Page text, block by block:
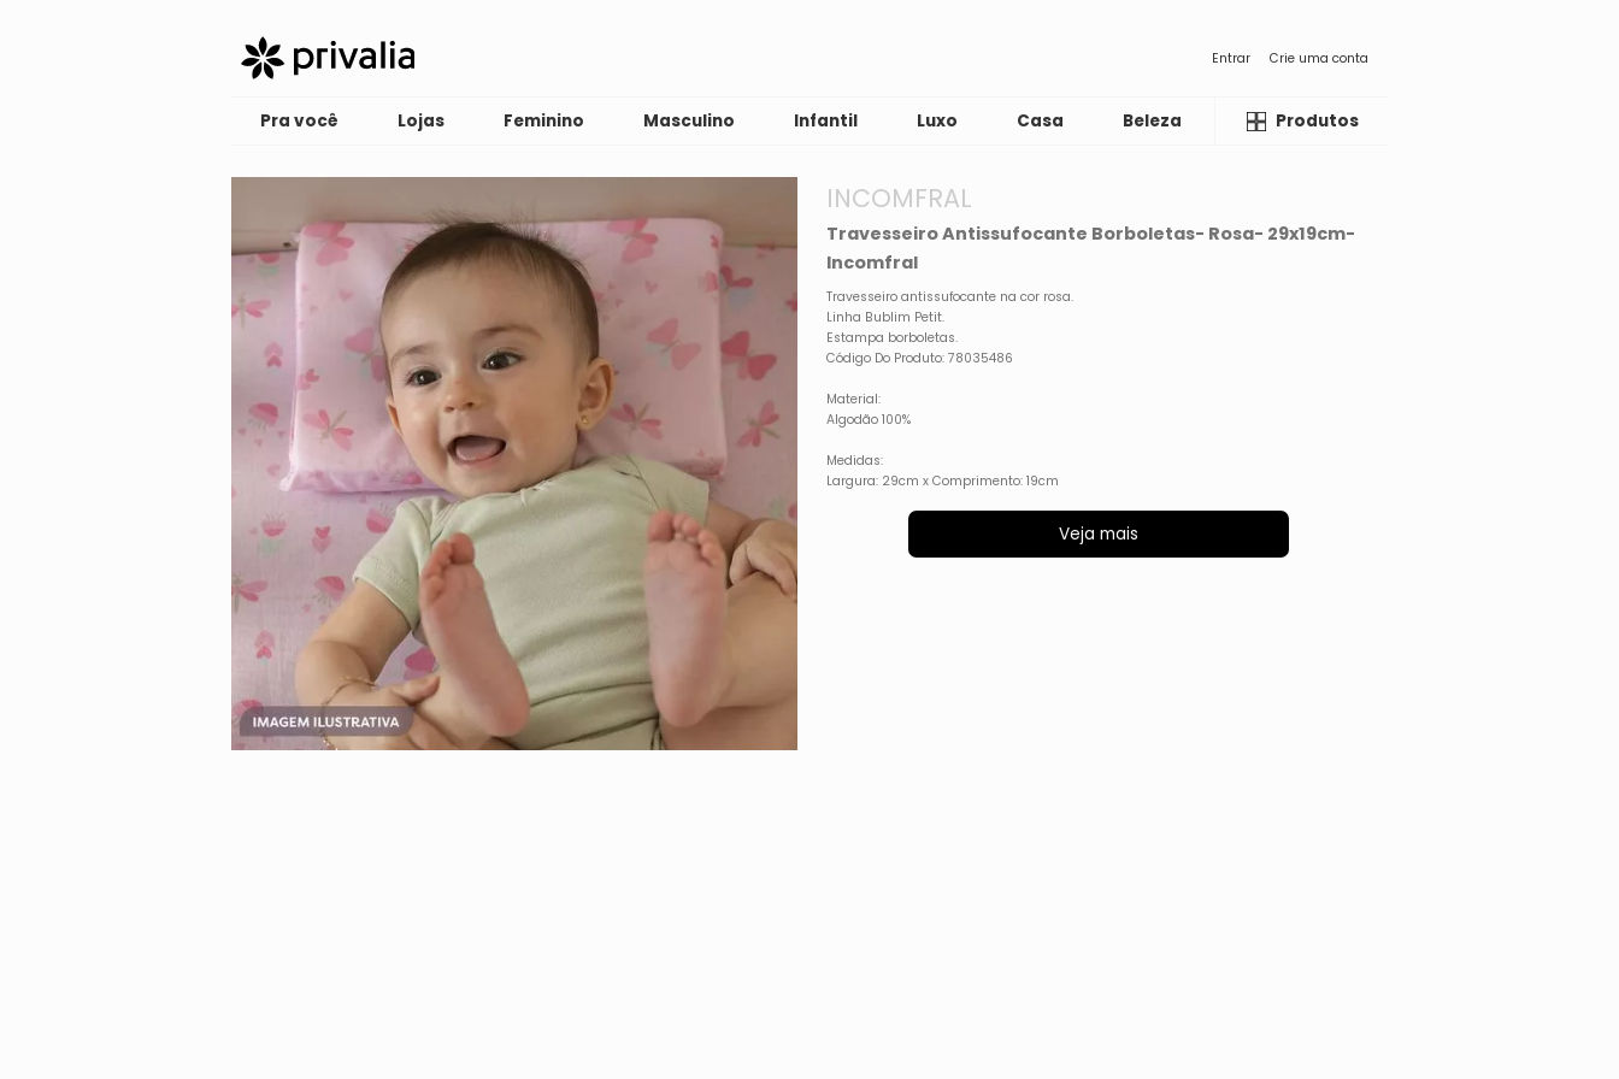
Entrar Crie uma conta
Pra você Lojas Feminino Masculino Infantil Luxo Casa Beleza LiquidaProdutos
INCOMFRAL
Travesseiro Antissufocante Borboletas- Rosa- 29x19cm-
Incomfral
Travesseiro antissufocante na cor rosa.
Linha Bublim Petit.
Estampa borboletas.
Código Do Produto: 78035486
Material:
Algodão 100%
Medidas:
Largura: 29cm x Comprimento: 19cm
Veja mais